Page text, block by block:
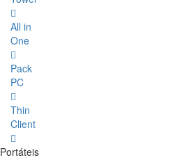
All in
One
Pack
PC
Thin
Client
Portáteis